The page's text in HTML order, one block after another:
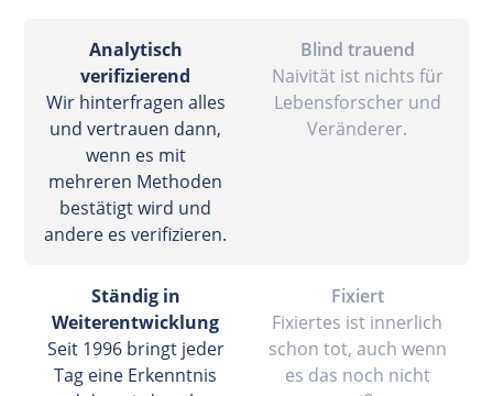
Analytisch
verifizierend
Wir hinterfragen alles
und vertrauen dann,
wenn es mit
mehreren Methoden
bestätigt wird und
andere es verifizieren.
Blind trauend
Naivität ist nichts für
Lebensforscher und
Veränderer.
Ständig in
Weiterentwicklung
Seit 1996 bringt jeder
Tag eine Erkenntnis
Fixiert
Fixiertes ist innerlich
schon tot, auch wenn
es das noch nicht